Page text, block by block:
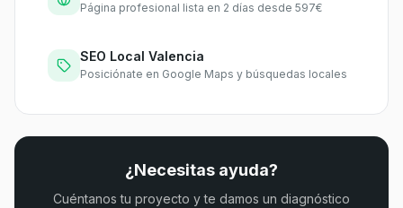
Página profesional lista en 2 días desde 597€
SEO Local Valencia
Posiciónate en Google Maps y búsquedas locales
¿Necesitas ayuda?
Cuéntanos tu proyecto y te damos un diagnóstico